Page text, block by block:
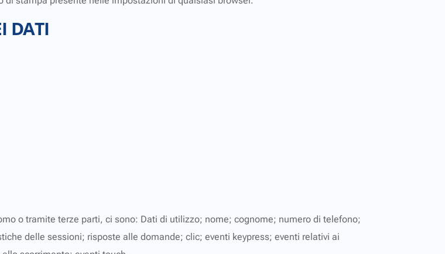
DATI
o tramite terze parti, ci sono: Dati di utilizzo; nome; cognome; numero di telefono;
delle sessioni; risposte alle domande; clic; eventi keypress; eventi relativi ai